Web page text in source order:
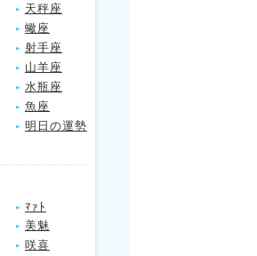
天秤座
蠍座
射手座
山羊座
水瓶座
魚座
明日の運勢
ﾏｧﾄ
美魅
咲喜